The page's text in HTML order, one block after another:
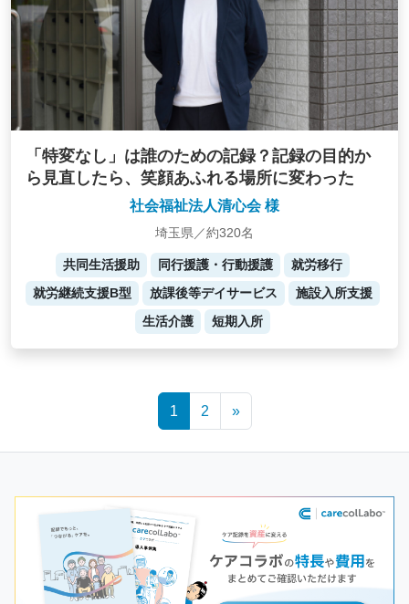
「特変なし」は誰のための記録？記録の目的か
ら見直したら、笑顔あふれる場所に変わった
社会福祉法人清心会 様
埼玉県／約320名
共同生活援助 同行援護・行動援護
就労移行
就労継続支援B型
放課後等デイサービス
施設入所支援
生活介護
短期入所
1 2 »